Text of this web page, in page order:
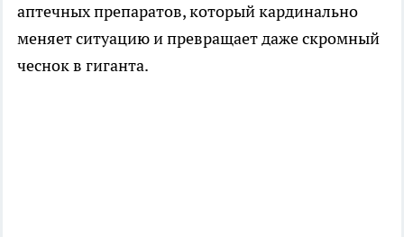
аптечных препаратов, который кардинально
меняет ситуацию и превращает даже скромный
чеснок в гиганта.